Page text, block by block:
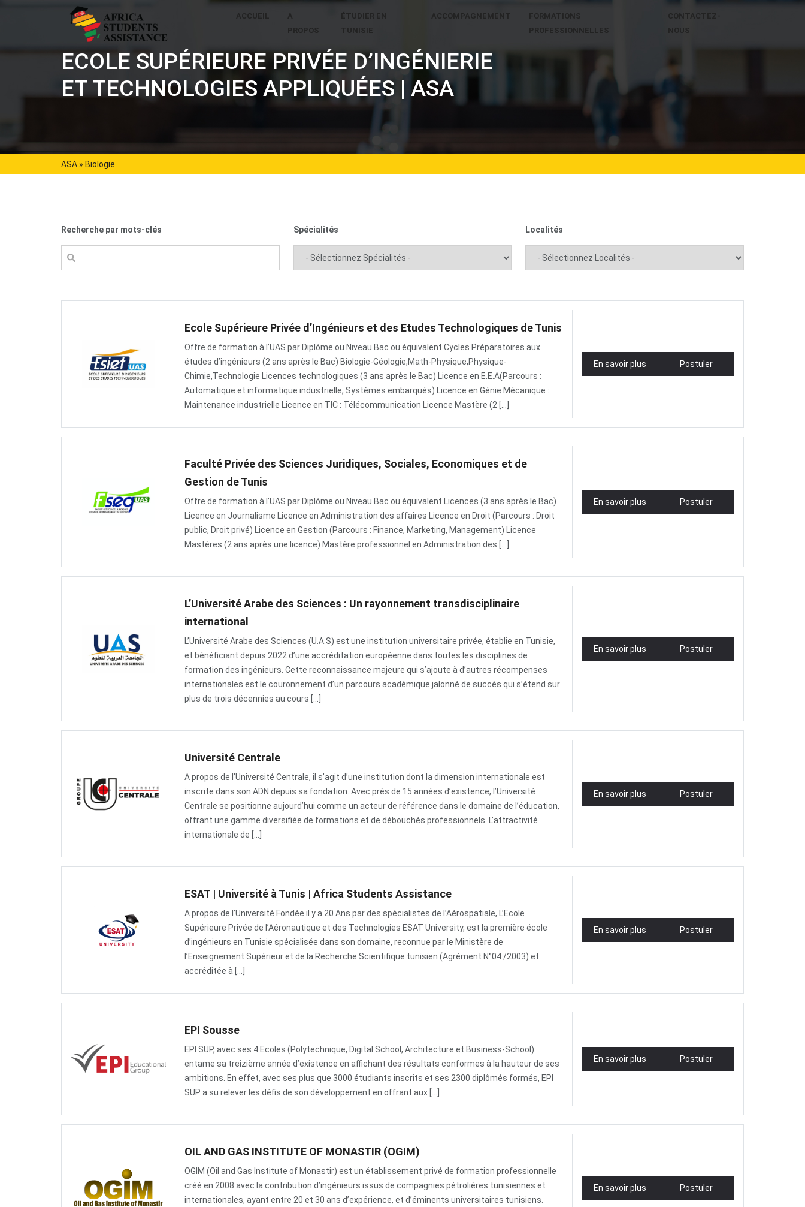
ACCUEIL
A
PROPOS
ÉTUDIER EN
TUNISIE
ACCOMPAGNEMENT
FORMATIONS
PROFESSIONNELLES
CONTACTEZ-
NOUS
Accompagnement
Contactez-
ECOLE SUPÉRIEURE PRIVÉE D’INGÉNIERIE
ET TECHNOLOGIES APPLIQUÉES | ASA
ASA » Biologie
Recherche par mots-clés
Rechercher
Spécialités Localités
Ecole Supérieure Privée d’Ingénieurs et des Etudes Technologiques de Tunis
Offre de formation à l’UAS par Diplôme ou Niveau Bac ou équivalent Cycles Préparatoires aux
études d’ingénieurs (2 ans après le Bac) Biologie-Géologie,Math-Physique,Physique-
Chimie,Technologie Licences technologiques (3 ans après le Bac) Licence en E.E.A(Parcours :
Automatique et informatique industrielle, Systèmes embarqués) Licence en Génie Mécanique :
Maintenance industrielle Licence en TIC : Télécommunication Licence Mastère (2 […]
En savoir plus Postuler
Faculté Privée des Sciences Juridiques, Sociales, Economiques et de
Gestion de Tunis
Offre de formation à l’UAS par Diplôme ou Niveau Bac ou équivalent Licences (3 ans après le Bac)
Licence en Journalisme Licence en Administration des affaires Licence en Droit (Parcours : Droit
public, Droit privé) Licence en Gestion (Parcours : Finance, Marketing, Management) Licence
Mastères (2 ans après une licence) Mastère professionnel en Administration des […]
En savoir plus Postuler
L’Université Arabe des Sciences : Un rayonnement transdisciplinaire
international
L’Université Arabe des Sciences (U.A.S) est une institution universitaire privée, établie en Tunisie,
et bénéficiant depuis 2022 d’une accréditation européenne dans toutes les disciplines de
formation des ingénieurs. Cette reconnaissance majeure qui s’ajoute à d’autres récompenses
internationales est le couronnement d’un parcours académique jalonné de succès qui s’étend sur
plus de trois décennies au cours […]
En savoir plus Postuler
Université Centrale
A propos de l’Université Centrale, il s’agit d’une institution dont la dimension internationale est
inscrite dans son ADN depuis sa fondation. Avec près de 15 années d’existence, l’Université
Centrale se positionne aujourd’hui comme un acteur de référence dans le domaine de l’éducation,
offrant une gamme diversifiée de formations et de débouchés professionnels. L’attractivité
internationale de […]
En savoir plus Postuler
ESAT | Université à Tunis | Africa Students Assistance
A propos de l’Université Fondée il y a 20 Ans par des spécialistes de l’Aérospatiale, L’Ecole
Supérieure Privée de l’Aéronautique et des Technologies ESAT University, est la première école
d’ingénieurs en Tunisie spécialisée dans son domaine, reconnue par le Ministère de
l’Enseignement Supérieur et de la Recherche Scientifique tunisien (Agrément N°04 /2003) et
accréditée à […]
En savoir plus Postuler
EPI Sousse
EPI SUP, avec ses 4 Ecoles (Polytechnique, Digital School, Architecture et Business-School)
entame sa treizième année d’existence en affichant des résultats conformes à la hauteur de ses
ambitions. En effet, avec ses plus que 3000 étudiants inscrits et ses 2300 diplômés formés, EPI
SUP a su relever les défis de son développement en offrant aux […]
En savoir plus Postuler
OIL AND GAS INSTITUTE OF MONASTIR (OGIM)
OGIM (Oil and Gas Institute of Monastir) est un établissement privé de formation professionnelle
créé en 2008 avec la contribution d’ingénieurs issus de compagnies pétrolières tunisiennes et
internationales, ayant entre 20 et 30 ans d’expérience, et d’éminents universitaires tunisiens.
En savoir plus Postuler